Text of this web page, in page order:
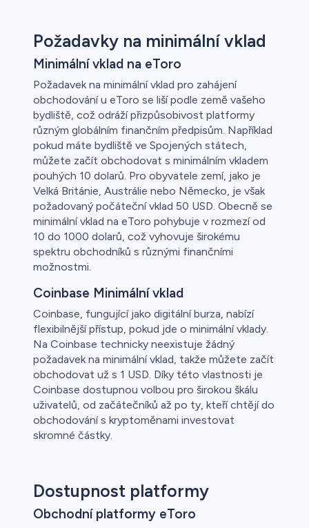
Požadavky na minimální vklad
Minimální vklad na eToro
Požadavek na minimální vklad pro zahájení
obchodování u eToro se liší podle země vašeho
bydliště, což odráží přizpůsobivost platformy
různým globálním finančním předpisům. Například
pokud máte bydliště ve Spojených státech,
můžete začít obchodovat s minimálním vkladem
pouhých 10 dolarů. Pro obyvatele zemí, jako je
Velká Británie, Austrálie nebo Německo, je však
požadovaný počáteční vklad 50 USD. Obecně se
minimální vklad na eToro pohybuje v rozmezí od
10 do 1000 dolarů, což vyhovuje širokému
spektru obchodníků s různými finančními
možnostmi.
Coinbase Minimální vklad
Coinbase, fungující jako digitální burza, nabízí
flexibilnější přístup, pokud jde o minimální vklady.
Na Coinbase technicky neexistuje žádný
požadavek na minimální vklad, takže můžete začít
obchodovat už s 1 USD. Díky této vlastnosti je
Coinbase dostupnou volbou pro širokou škálu
uživatelů, od začátečníků až po ty, kteří chtějí do
obchodování s kryptoměnami investovat
skromné částky.
Dostupnost platformy
Obchodní platformy eToro